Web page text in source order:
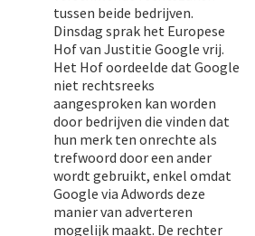
tussen beide bedrijven.
Dinsdag sprak het Europese
Hof van Justitie Google vrij.
Het Hof oordeelde dat Google
niet rechtsreeks
aangesproken kan worden
door bedrijven die vinden dat
hun merk ten onrechte als
trefwoord door een ander
wordt gebruikt, enkel omdat
Google via Adwords deze
manier van adverteren
mogelijk maakt. De rechter